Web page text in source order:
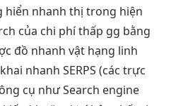
hiển nhanh thị trong hiện
của chi phí thấp gg bằng
đồ nhanh vật hạng linh
nhanh SERPS (các trực
cụ như Search engine